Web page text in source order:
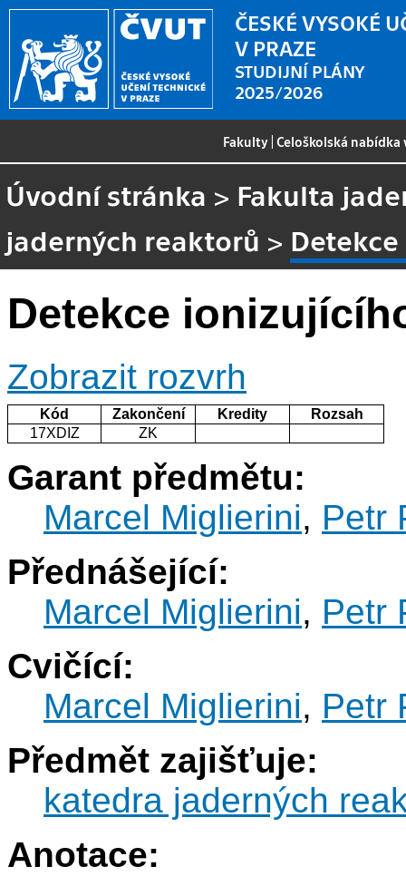
ČESKÉ VYSOKÉ
V PRAZE
STUDIJNÍ PLÁNY
2025/2026
Fakulty |Celoškolská
Úvodní stránka > Fakulta
jaderných reaktorů >
Detekce
Zobrazit rozvrh
Kód Zakončení Kredity
Rozsah
17XDIZ
ZK
Garant předmětu:
Marcel Miglierini, Petr
Přednášející:
Marcel Miglierini, Petr
Cvičící:
Marcel Miglierini, Petr
Předmět zajišťuje:
katedra jaderných
Anotace: